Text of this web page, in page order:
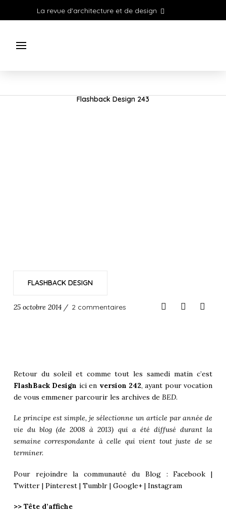
La revue d'architecture et de design
Flashback Design 243
FLASHBACK DESIGN
25 octobre 2014 / 2 commentaires
Retour du soleil et comme tout les samedi matin c’est
FlashBack Design ici en version 242, ayant pour vocation
de vous emmener parcourir les archives de BED.
Le principe est simple, je sélectionne un article par année de
vie du blog (de 2008 à 2013) qui a été diffusé durant la
semaine correspondante à celle qui vient tout juste de se
terminer.
Pour rejoindre la communauté du Blog :Facebook |
Twitter| Pinterest| Tumblr| Google+| Instagram
>> Tête d’affiche